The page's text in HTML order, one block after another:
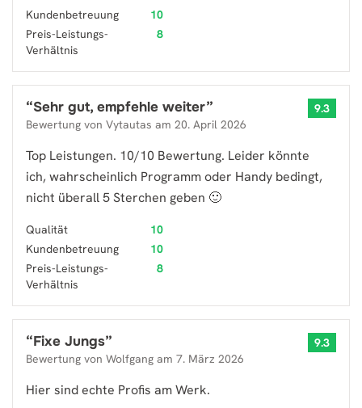
Kundenbetreuung
10
Preis-Leistungs-
Verhältnis
8
“Sehr gut, empfehle weiter”
Bewertung von Vytautas am 20. April 2026
9.3
Top Leistungen. 10/10 Bewertung. Leider könnte
ich, wahrscheinlich Programm oder Handy bedingt,
nicht überall 5 Sterchen geben 🙂
Qualität
10
Kundenbetreuung
10
Preis-Leistungs-
Verhältnis
8
“Fixe Jungs”
Bewertung von Wolfgang am 7. März 2026
9.3
Hier sind echte Profis am Werk.